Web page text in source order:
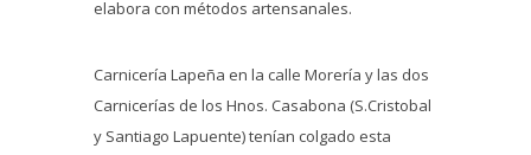
elabora con métodos artensanales.
Carnicería Lapeña en la calle Morería y las dos
Carnicerías de los Hnos. Casabona (S.Cristobal
y Santiago Lapuente) tenían colgado esta